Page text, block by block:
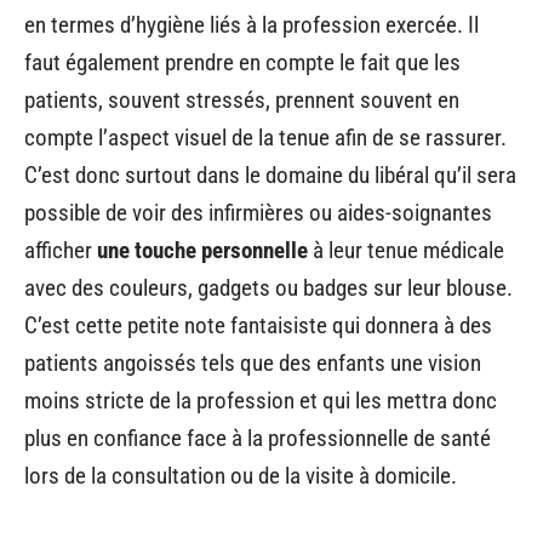
en termes d’hygiène liés à la profession exercée. Il
faut également prendre en compte le fait que les
patients, souvent stressés, prennent souvent en
compte l’aspect visuel de la tenue afin de se rassurer.
C’est donc surtout dans le domaine du libéral qu’il sera
possible de voir des infirmières ou aides-soignantes
afficher une touche personnelle à leur tenue médicale
avec des couleurs, gadgets ou badges sur leur blouse.
C’est cette petite note fantaisiste qui donnera à des
patients angoissés tels que des enfants une vision
moins stricte de la profession et qui les mettra donc
plus en confiance face à la professionnelle de santé
lors de la consultation ou de la visite à domicile.